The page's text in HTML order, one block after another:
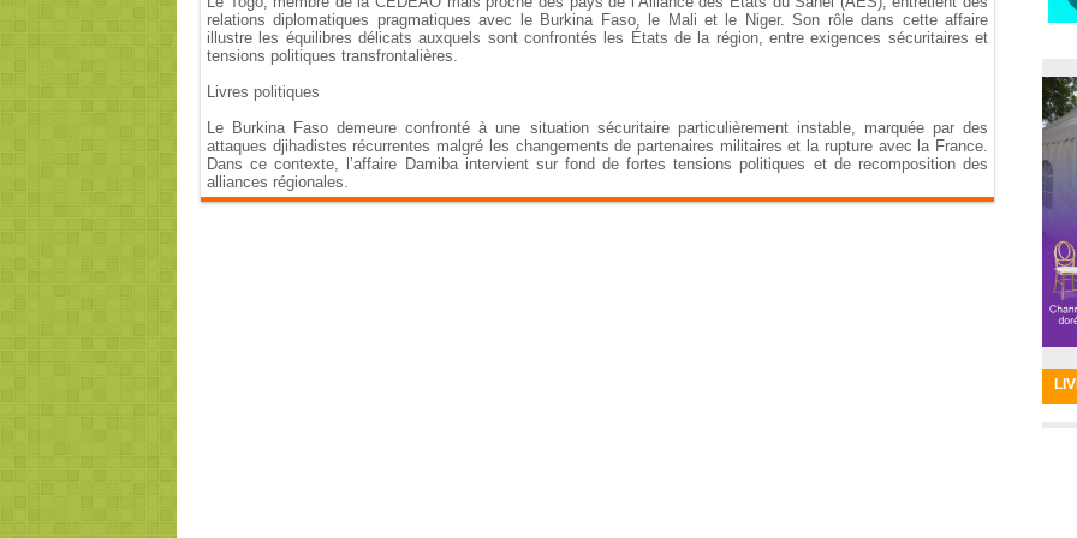
relations diplomatiques pragmatiques avec le Burkina Faso, le Mali et le Niger. Son rôle dans cette affaire
illustre les équilibres délicats auxquels sont confrontés les États de la région, entre exigences sécuritaires et
tensions politiques transfrontalières.
Livres politiques
Le Burkina Faso demeure confronté à une situation sécuritaire particulièrement instable, marquée par des
attaques djihadistes récurrentes malgré les changements de partenaires militaires et la rupture avec la France.
Dans ce contexte, l’affaire Damiba intervient sur fond de fortes tensions politiques et de recomposition des
alliances régionales.